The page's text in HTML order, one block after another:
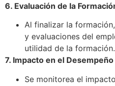
6. Evaluación de la
Al finalizar la
y evaluaciones del
utilidad de la formación.
7. Impacto en el
Se monitorea el